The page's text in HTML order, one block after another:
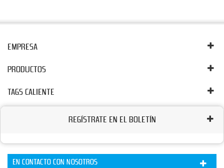
EMPRESA
PRODUCTOS
TAGS CALIENTE
REGÍSTRATE EN EL BOLETÍN
EN CONTACTO CON NOSOTROS